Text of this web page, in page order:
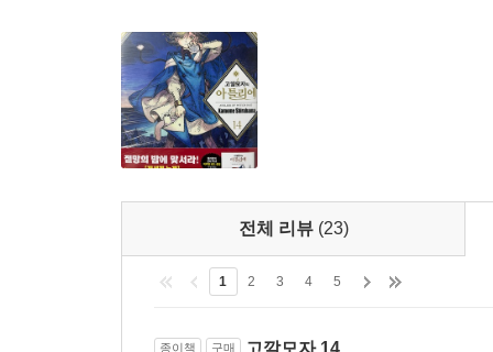
전체 리뷰(23)